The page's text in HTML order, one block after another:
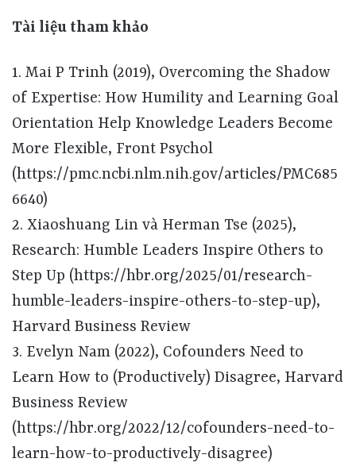
Tài liệu tham khảo
1. Mai P Trinh (2019), Overcoming the Shadow
of Expertise: How Humility and Learning Goal
Orientation Help Knowledge Leaders Become
More Flexible, Front Psychol
(https://pmc.ncbi.nlm.nih.gov/articles/PMC685
6640)
2. Xiaoshuang Lin và Herman Tse (2025),
Research: Humble Leaders Inspire Others to
Step Up (https://hbr.org/2025/01/research-
humble-leaders-inspire-others-to-step-up),
Harvard Business Review
3. Evelyn Nam (2022), Cofounders Need to
Learn How to (Productively) Disagree, Harvard
Business Review
(https://hbr.org/2022/12/cofounders-need-to-
learn-how-to-productively-disagree)